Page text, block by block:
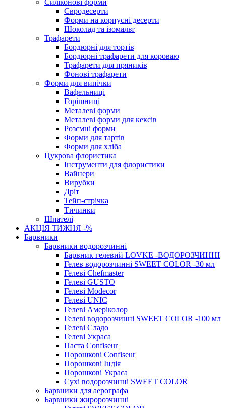
Євродесерти
Форми на корпусні десерти
Шоколад та ізомальт
Трафарети
Бордюрні для тортів
Бордюрні трафарети для короваю
Трафарети для пряників
Фонові трафарети
Форми для випічки
Вафельниці
Горішниці
Металеві форми
Металеві форми для кексів
Розємні форми
Форми для тартів
Форми для хліба
Цукрова флористика
Інструменти для флористики
Вайнери
Вирубки
Дріт
Тейп-стрічка
Тичинки
Шпателі
АКЦІЯ ТИЖНЯ -%
Барвники
Барвники водорозчинні
Барвник гелевий LOVKE -ВОДОРОЗЧИННІ
Гелев водорозчинні SWEET COLOR -30 мл
Гелеві Chefmaster
Гелеві GUSTO
Гелеві Modecor
Гелеві UNIC
Гелеві Амеріколор
Гелеві водорозчинні SWEET COLOR -100 мл
Гелеві Сладо
Гелеві Украса
Паста Confiseur
Порошкові Confiseur
Порошкові Індія
Порошкові Украса
Сухі водорозчинні SWEET COLOR
Барвники для аерографа
Барвники жиророзчинні